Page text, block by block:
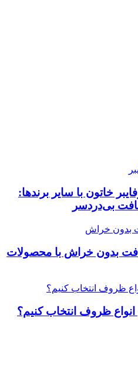
خاتون با سایر برندها:
بی‌دردسر
بدون خراش با محصولات
ظروف انتخاب کنیم؟